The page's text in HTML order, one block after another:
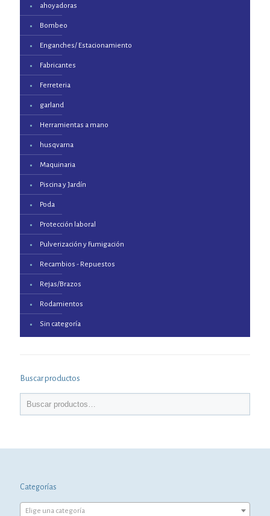
ahoyadoras
Bombeo
Enganches/ Estacionamiento
Fabricantes
Ferreteria
garland
Herramientas a mano
husqvarna
Maquinaria
Piscina y Jardín
Poda
Protección laboral
Pulverización y Fumigación
Recambios - Repuestos
Rejas/Brazos
Rodamientos
Sin categoría
Buscar productos
Categorías
Elige una categoría